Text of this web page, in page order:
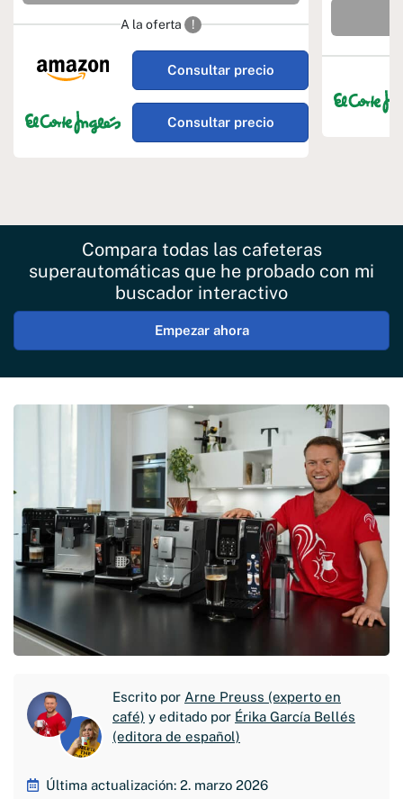
A la oferta !
Consultar precio
Consultar precio
Compara todas las cafeteras
superautomáticas que he probado con mi
buscador interactivo
Empezar ahora
Escrito por Arne Preuss (experto en
café) y editado por Érika García Bellés
(editora de español)
Última actualización: 2. marzo 2026